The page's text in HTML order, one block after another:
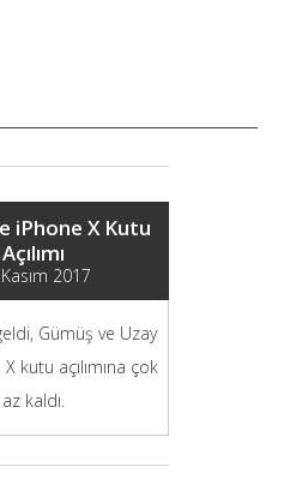
iPhone X Kutu
Açılımı
2017
Gümüş ve Uzay
kutu açılımına çok
az kaldı.